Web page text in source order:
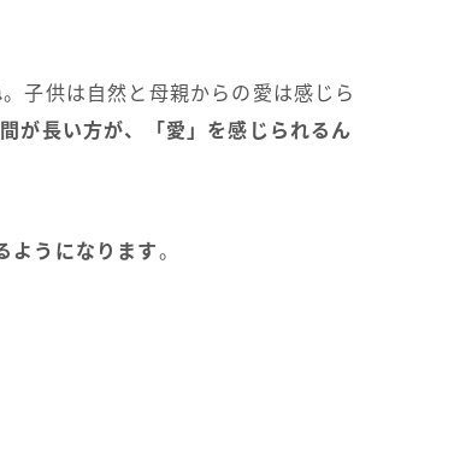
。子供は自然と母親からの愛は感じら
が長い方が、「愛」を感じられるん
ようになります。